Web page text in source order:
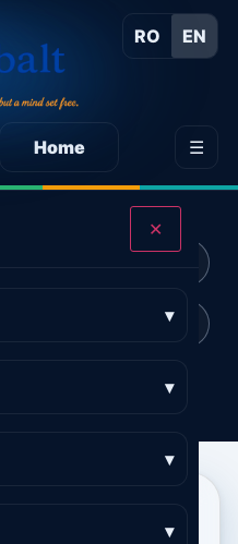
RO EN
Home ☰
✕
▾
▾
▾
▾
Calculator preț 3D and AR
site-uri